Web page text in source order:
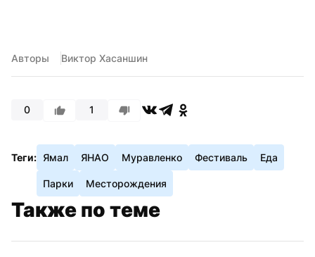
Авторы Виктор Хасаншин
0 1
Теги: Ямал ЯНАО Муравленко Фестиваль Еда
Парки Месторождения
Также по теме